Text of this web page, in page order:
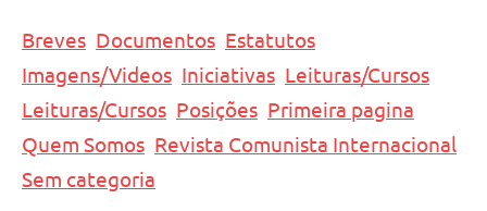
Breves Documentos Estatutos
Imagens/Videos Iniciativas Leituras/Cursos
Leituras/Cursos Posições Primeira pagina
Quem Somos Revista Comunista Internacional
Sem categoria